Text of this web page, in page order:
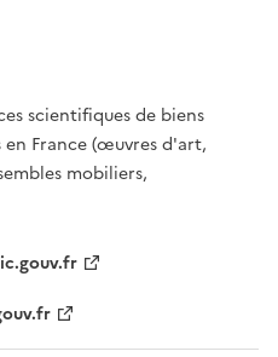
scientifiques de biens
en France (œuvres d'art,
mobiliers,